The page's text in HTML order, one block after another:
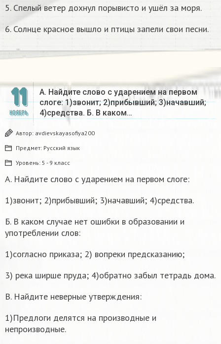
5. Спелый ветер дохнул порывисто и ушёл за моря.
6. Солнце красное вышло и птицы запели свои песни.
11
НОЯБРЬ
А. Найдите слово с ударением на первом
слоге: 1)звонит; 2)прибывший; 3)начавший;
4)средства. Б. В каком…
Автор: avdievskayasofiya200
Предмет: Русский язык
Уровень: 5 - 9 класс
А. Найдите слово с ударением на первом слоге:
1)звонит; 2)прибывший; 3)начавший; 4)средства.
Б. В каком случае нет ошибки в образовании и
употреблении слов:
1)согласно приказа; 2) вопреки предсказанию;
3) река ширше пруда; 4)обратно забыл тетрадь дома.
В. Найдите неверные утверждения:
1)Предлоги делятся на производные и
непроизводные.